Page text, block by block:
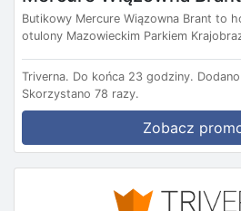
Butikowy Mercure Wiązowna Brant to
otulony Mazowieckim Parkiem
Triverna. Do końca 23 godziny.
Skorzystano 78 razy.
Zobacz